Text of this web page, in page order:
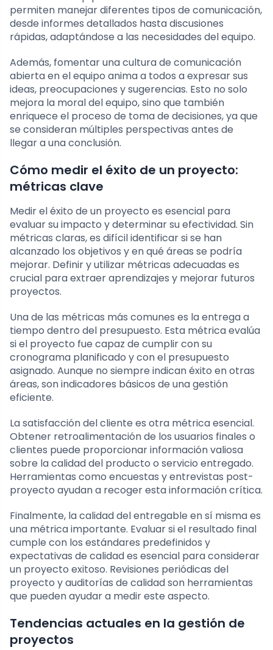
permiten manejar diferentes tipos de comunicación,
desde informes detallados hasta discusiones
rápidas, adaptándose a las necesidades del equipo.
Además, fomentar una cultura de comunicación
abierta en el equipo anima a todos a expresar sus
ideas, preocupaciones y sugerencias. Esto no solo
mejora la moral del equipo, sino que también
enriquece el proceso de toma de decisiones, ya que
se consideran múltiples perspectivas antes de
llegar a una conclusión.
Cómo medir el éxito de un proyecto:
métricas clave
Medir el éxito de un proyecto es esencial para
evaluar su impacto y determinar su efectividad. Sin
métricas claras, es difícil identificar si se han
alcanzado los objetivos y en qué áreas se podría
mejorar. Definir y utilizar métricas adecuadas es
crucial para extraer aprendizajes y mejorar futuros
proyectos.
Una de las métricas más comunes es la entrega a
tiempo dentro del presupuesto. Esta métrica evalúa
si el proyecto fue capaz de cumplir con su
cronograma planificado y con el presupuesto
asignado. Aunque no siempre indican éxito en otras
áreas, son indicadores básicos de una gestión
eficiente.
La satisfacción del cliente es otra métrica esencial.
Obtener retroalimentación de los usuarios finales o
clientes puede proporcionar información valiosa
sobre la calidad del producto o servicio entregado.
Herramientas como encuestas y entrevistas post-
proyecto ayudan a recoger esta información crítica.
Finalmente, la calidad del entregable en sí misma es
una métrica importante. Evaluar si el resultado final
cumple con los estándares predefinidos y
expectativas de calidad es esencial para considerar
un proyecto exitoso. Revisiones periódicas del
proyecto y auditorías de calidad son herramientas
que pueden ayudar a medir este aspecto.
Tendencias actuales en la gestión de
proyectos